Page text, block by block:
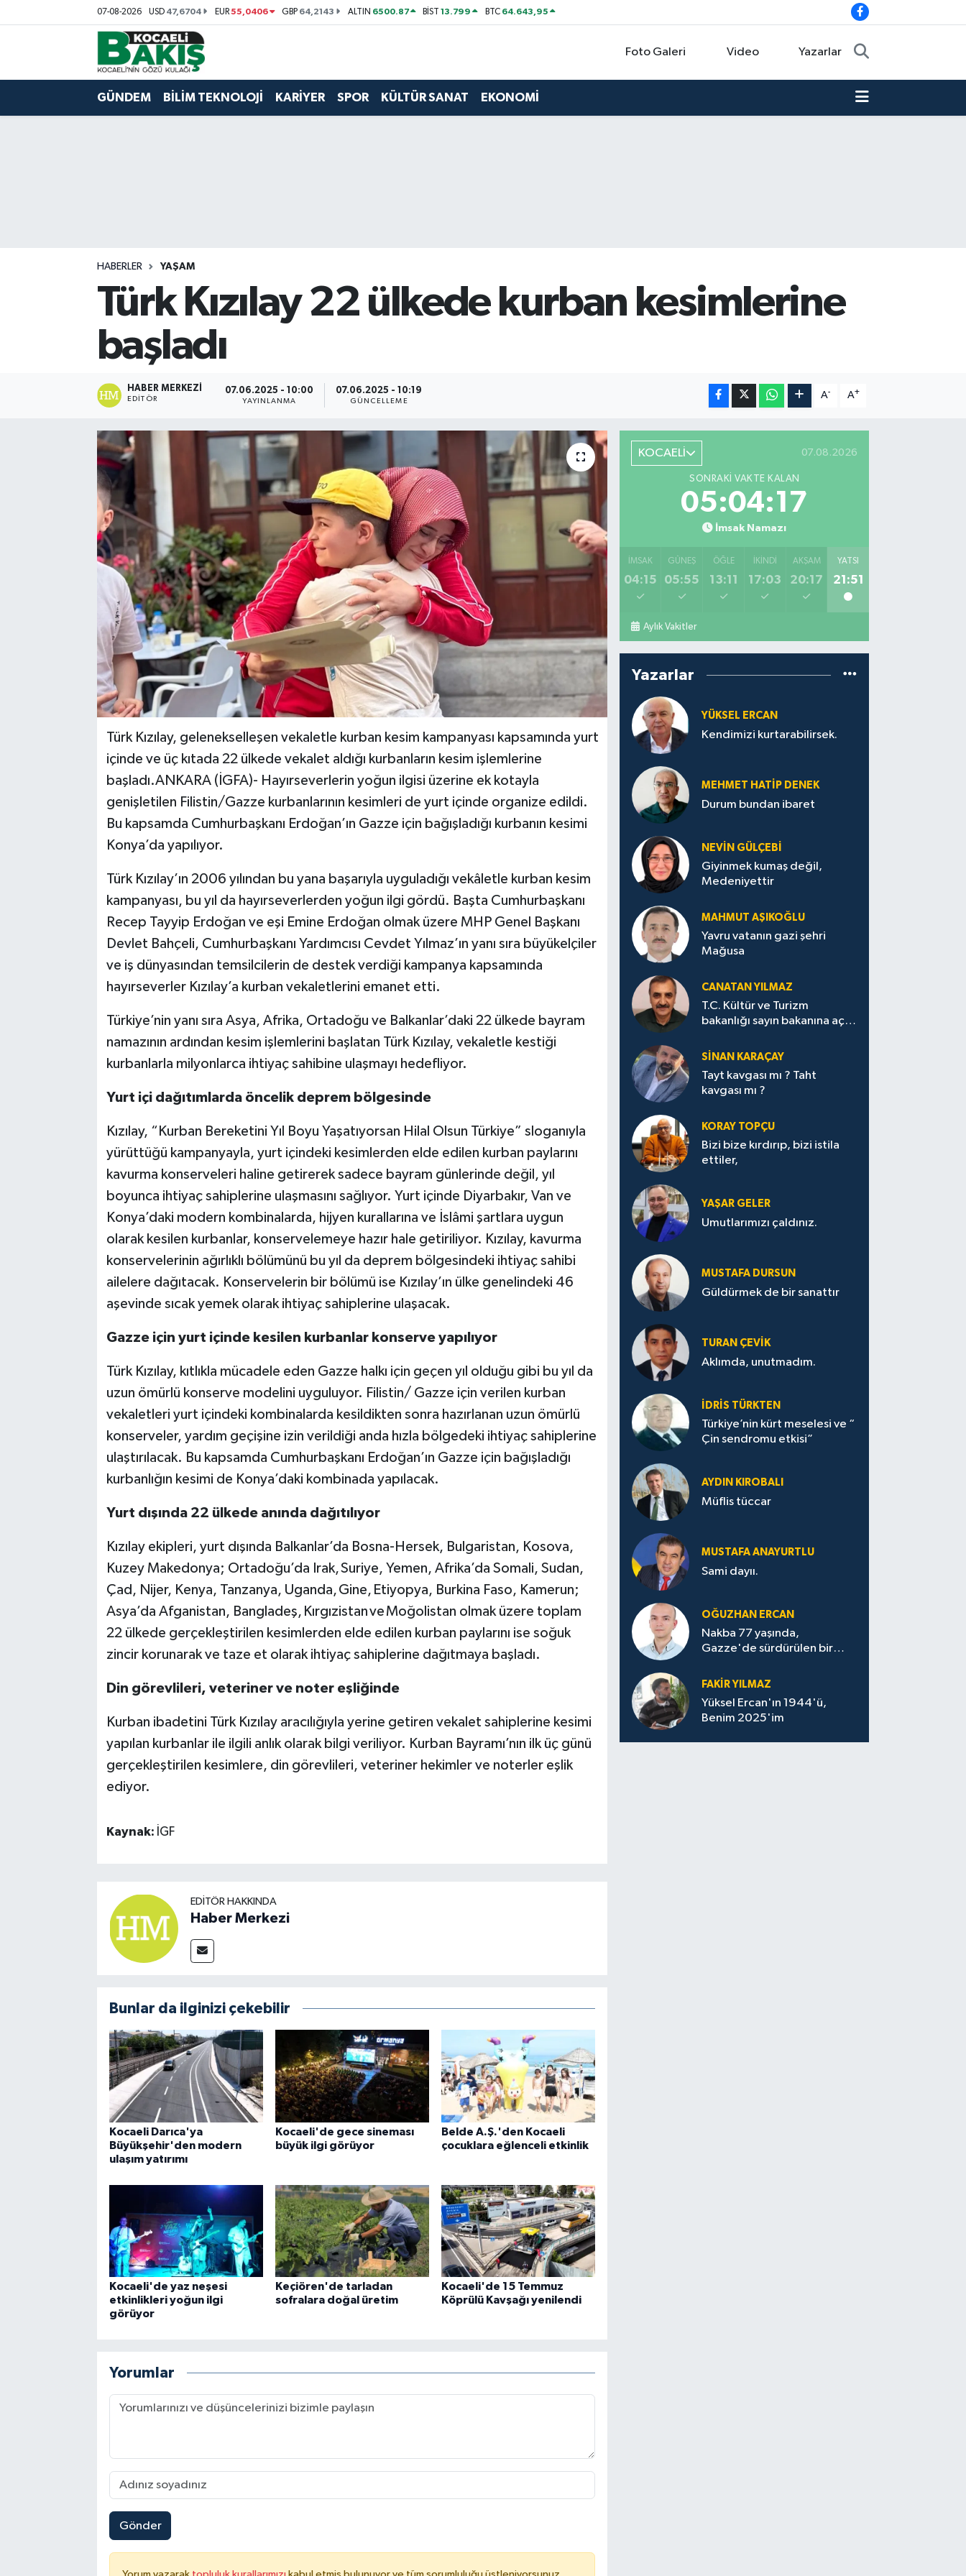
07-08-2026 USD 47,6704 EUR55,0406 GBP 64,2143 ALTIN 6500.87 BİST13.799 BTC 64.643,95
Foto Galeri Video Yazarlar
GÜNDEM BİLİM TEKNOLOJİ KARİYER SPOR KÜLTÜR SANAT EKONOMİ
HABERLER YAŞAM
Türk Kızılay 22 ülkede kurban kesimlerine
başladı
HABER MERKEZI
EDITÖR
07.06.2025 - 10:00
YAYINLANMA
07.06.2025 - 10:19
GÜNCELLEME
A- A+
Türk Kızılay, gelenekselleşen vekaletle kurban kesim kampanyası kapsamında yurt
içinde ve üç kıtada 22 ülkede vekalet aldığı kurbanların kesim işlemlerine
başladı.ANKARA (İGFA)- Hayırseverlerin yoğun ilgisi üzerine ek kotayla
genişletilen Filistin/Gazze kurbanlarının kesimleri de yurt içinde organize edildi.
Bu kapsamda Cumhurbaşkanı Erdoğan’ın Gazze için bağışladığı kurbanın kesimi
Konya’da yapılıyor.
Türk Kızılay’ın 2006 yılından bu yana başarıyla uyguladığı vekâletle kurban kesim
kampanyası, bu yıl da hayırseverlerden yoğun ilgi gördü. Başta Cumhurbaşkanı
Recep Tayyip Erdoğan ve eşi Emine Erdoğan olmak üzere MHP Genel Başkanı
Devlet Bahçeli, Cumhurbaşkanı Yardımcısı Cevdet Yılmaz’ın yanı sıra büyükelçiler
ve iş dünyasından temsilcilerin de destek verdiği kampanya kapsamında
hayırseverler Kızılay’a kurban vekaletlerini emanet etti.
Türkiye’nin yanı sıra Asya, Afrika, Ortadoğu ve Balkanlar’daki 22 ülkede bayram
namazının ardından kesim işlemlerini başlatan Türk Kızılay, vekaletle kestiği
kurbanlarla milyonlarca ihtiyaç sahibine ulaşmayı hedefliyor.
Yurt içi dağıtımlarda öncelik deprem bölgesinde
Kızılay, “Kurban Bereketini Yıl Boyu Yaşatıyorsan Hilal Olsun Türkiye” sloganıyla
yürüttüğü kampanyayla, yurt içindeki kesimlerden elde edilen kurban paylarını
kavurma konserveleri haline getirerek sadece bayram günlerinde değil, yıl
boyunca ihtiyaç sahiplerine ulaşmasını sağlıyor. Yurt içinde Diyarbakır, Van ve
Konya’daki modern kombinalarda, hijyen kurallarına ve İslâmi şartlara uygun
olarak kesilen kurbanlar, konservelemeye hazır hale getiriliyor. Kızılay, kavurma
konservelerinin ağırlıklı bölümünü bu yıl da deprem bölgesindeki ihtiyaç sahibi
ailelere dağıtacak. Konservelerin bir bölümü ise Kızılay’ın ülke genelindeki 46
aşevinde sıcak yemek olarak ihtiyaç sahiplerine ulaşacak.
Gazze için yurt içinde kesilen kurbanlar konserve yapılıyor
Türk Kızılay, kıtlıkla mücadele eden Gazze halkı için geçen yıl olduğu gibi bu yıl da
uzun ömürlü konserve modelini uyguluyor. Filistin/ Gazze için verilen kurban
vekaletleri yurt içindeki kombinalarda kesildikten sonra hazırlanan uzun ömürlü
konserveler, yardım geçişine izin verildiği anda hızla bölgedeki ihtiyaç sahiplerine
ulaştırılacak. Bu kapsamda Cumhurbaşkanı Erdoğan’ın Gazze için bağışladığı
kurbanlığın kesimi de Konya’daki kombinada yapılacak.
Yurt dışında 22 ülkede anında dağıtılıyor
Kızılay ekipleri, yurt dışında Balkanlar’da Bosna-Hersek, Bulgaristan, Kosova,
Kuzey Makedonya; Ortadoğu’da Irak, Suriye, Yemen, Afrika’da Somali, Sudan,
Çad, Nijer, Kenya, Tanzanya, Uganda, Gine, Etiyopya, Burkina Faso, Kamerun;
Asya’da Afganistan, Bangladeş, Kırgızistan ve Moğolistan olmak üzere toplam
22 ülkede gerçekleştirilen kesimlerden elde edilen kurban paylarını ise soğuk
zincir korunarak ve taze et olarak ihtiyaç sahiplerine dağıtmaya başladı.
Din görevlileri, veteriner ve noter eşliğinde
Kurban ibadetini Türk Kızılay aracılığıyla yerine getiren vekalet sahiplerine kesimi
yapılan kurbanlar ile ilgili anlık olarak bilgi veriliyor. Kurban Bayramı’nın ilk üç günü
gerçekleştirilen kesimlere, din görevlileri, veteriner hekimler ve noterler eşlik
ediyor.
Kaynak: İGF
EDITÖR HAKKINDA
Haber Merkezi
Bunlar da ilginizi çekebilir
Kocaeli Darıca'ya
Büyükşehir'den modern
ulaşım yatırımı
Kocaeli'de gece sineması
büyük ilgi görüyor
Belde A.Ş.'den Kocaeli
çocuklara eğlenceli etkinlik
Kocaeli'de yaz neşesi
etkinlikleri yoğun ilgi
görüyor
Keçiören'de tarladan
sofralara doğal üretim
Kocaeli'de 15 Temmuz
Köprülü Kavşağı yenilendi
Yorumlar
Gönder
KOCAELİ 07.08.2026
SONRAKI VAKTE KALAN
05:04:16
İmsak Namazı
İMSAK
04:15
GÜNEŞ
05:55
ÖĞLE
13:11
İKINDI
17:03
AKŞAM
20:17
YATSI
21:51
Aylık Vakitler
Yazarlar
YÜKSEL ERCAN
Kendimizi kurtarabilirsek.
MEHMET HATİP DENEK
Durum bundan ibaret
NEVİN GÜLÇEBİ
Giyinmek kumaş değil,
Medeniyettir
MAHMUT AŞIKOĞLU
Yavru vatanın gazi şehri
Mağusa
CANATAN YILMAZ
T.C. Kültür ve Turizm
bakanlığı sayın bakanına açık
SİNAN KARAÇAY
Tayt kavgası mı ? Taht
kavgası mı ?
KORAY TOPÇU
Bizi bize kırdırıp, bizi istila
ettiler,
YAŞAR GELER
Umutlarımızı çaldınız.
MUSTAFA DURSUN
Güldürmek de bir sanattır
TURAN ÇEVİK
Aklımda, unutmadım.
İDRİS TÜRKTEN
Türkiye’nin kürt meselesi ve “
Çin sendromu etkisi”
AYDIN KIROBALI
Müflis tüccar
MUSTAFA ANAYURTLU
Sami dayıı.
OĞUZHAN ERCAN
Nakba 77 yaşında,
Gazze'de sürdürülen bir
FAKİR YILMAZ
Yüksel Ercan'ın 1944'ü,
Benim 2025'im
Kocaeli Nöbetçi Eczaneler
Kocaeli Hava Durumu